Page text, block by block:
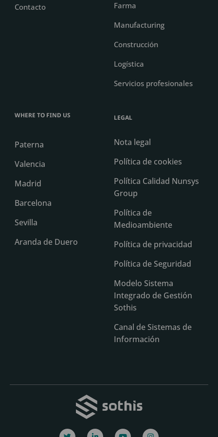
Contacto
Farma
Manufacturing
Construcción
Logística
Servicios profesionales
WHERE TO FIND US
Paterna
Valencia
Madrid
Barcelona
Sevilla
Aranda de Duero
LEGAL
Nota legal
Política de cookies
Política Calidad Nunsys
Group
Política de
Medioambiente
Política de privacidad
Política de Seguridad
Modelo Sistema
Integrado de Gestión
Sothis
Canal de Sistemas de
Información